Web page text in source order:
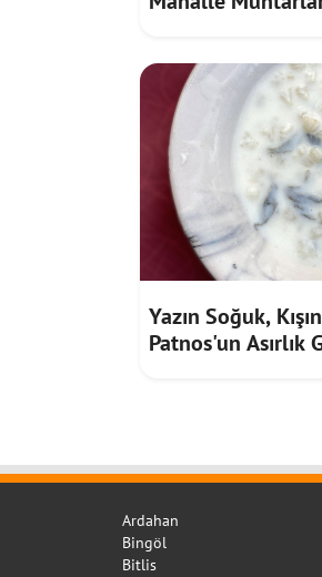
Yazın Soğuk,
Patnos'un Asırlık
Ardahan
Bingöl
Bitlis